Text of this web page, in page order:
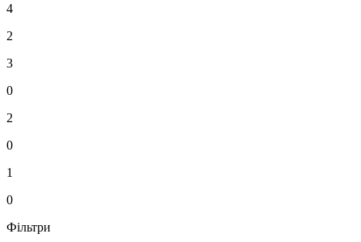
4
2
3
0
2
0
1
0
Фільтри